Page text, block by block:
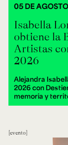
Isabella
obtiene la
Artistas
2026
Alejandra
2026 con
memoria y
05 DE
evento